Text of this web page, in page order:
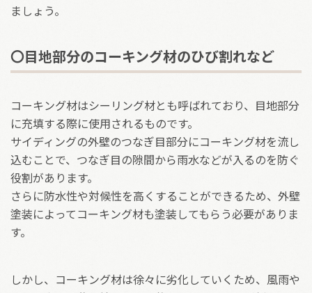
ましょう。
〇目地部分のコーキング材のひび割れなど
コーキング材はシーリング材とも呼ばれており、目地部分
に充填する際に使用されるものです。
サイディングの外壁のつなぎ目部分にコーキング材を流し
込むことで、つなぎ目の隙間から雨水などが入るのを防ぐ
役割があります。
さらに防水性や対候性を高くすることができるため、外壁
塗装によってコーキング材も塗装してもらう必要がありま
す。
しかし、コーキング材は徐々に劣化していくため、風雨や